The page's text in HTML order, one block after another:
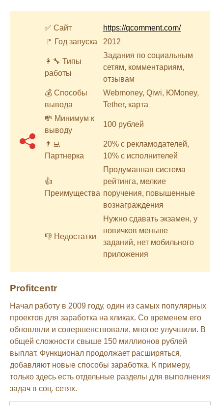
✅ Сайт
https://qcomment.com/
🚩 Год запуска
2012
👩‍🔧 Типы
работы
Задания по социальным
сетям, комментариям,
отзывам
💰 Способы
вывода
Webmoney, Qiwi, ЮMoney,
Tether, карта
💸 Минимум к
выводу
100 рублей
👨‍💻
Партнерка
20% с рекламодателей,
10% с исполнителей
👍
Преимущества
Продуманная система
рейтинга, мелкие
поручения, повышенные
вознаграждения
👎 Недостатки
Нужно сдавать экзамен, у
новичков меньше
заданий, нет мобильного
приложения
Profitcentr
Начал работу в 2009 году, один из самых популярных
проектов для заработка на кликах. Со временем его
обновляли и совершенствовали, многое улучшили. В
общей сложности свыше 150 миллионов рублей
выплат. Функционал продолжает расширяться,
добавляют новые способы заработка. К примеру,
только здесь есть отдельные разделы для выполнения
задач в соц. сетях.